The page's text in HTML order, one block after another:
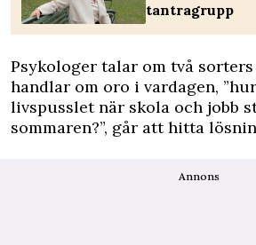
tantragrupp
Psykologer talar om två sorters
handlar om oro i vardagen,
livspusslet när skola och jobb
sommaren?”, går att hitta
Annons